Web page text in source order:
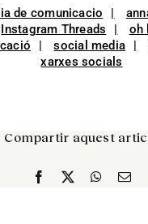
de comunicacio
Instagram Threads
oh
social media
xarxes socials
Compartir aquest
Facebook